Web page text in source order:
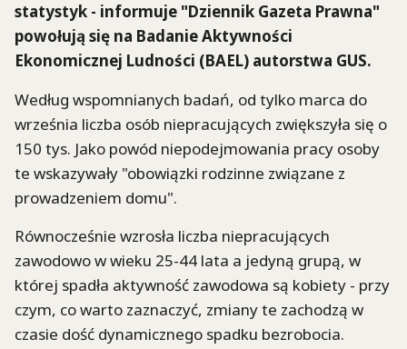
statystyk - informuje "Dziennik Gazeta Prawna"
powołują się na Badanie Aktywności
Ekonomicznej Ludności (BAEL) autorstwa GUS.
Według wspomnianych badań, od tylko marca do
września liczba osób niepracujących zwiększyła się o
150 tys. Jako powód niepodejmowania pracy osoby
te wskazywały "obowiązki rodzinne związane z
prowadzeniem domu".
Równocześnie wzrosła liczba niepracujących
zawodowo w wieku 25-44 lata a jedyną grupą, w
której spadła aktywność zawodowa są kobiety - przy
czym, co warto zaznaczyć, zmiany te zachodzą w
czasie dość dynamicznego spadku bezrobocia.